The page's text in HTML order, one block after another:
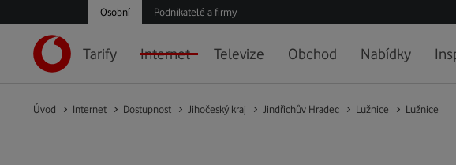
Osobní Podnikatelé a firmy
Tarify Internet Televize Obchod Nabídky
Úvod Internet Dostupnost Jihočeský kraj Jindřichův Hradec Lužnice Lužnice